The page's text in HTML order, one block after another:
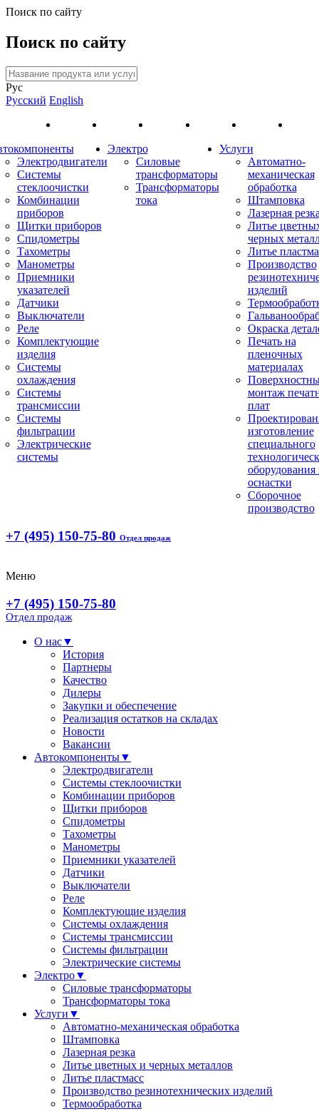
Поиск по сайту
Поиск по сайту
Рус
Русский English
Электродвигатели
Системы
стеклоочистки
Комбинации
приборов
Щитки приборов
Спидометры
Тахометры
Манометры
Приемники
указателей
Датчики
Выключатели
Реле
Комплектующие
изделия
Системы
охлаждения
Системы
трансмиссии
Системы
фильтрации
Электрические
системы
Электро
Силовые
трансформаторы
Трансформаторы
тока
Услуги
Автоматно-
механическая
обработка
Штамповка
Лазерная
Литье
черных
Литье
Производство
изделий
Окраска
Печать на
пленочных
материалах
монтаж
плат
изготовление
специального
оборудования
оснастки
Сборочное
производство
+7 (495) 150-75-80 Отдел продаж
Меню
+7 (495) 150-75-80
Отдел продаж
О нас▼
История
Партнеры
Качество
Дилеры
Закупки и обеспечение
Реализация остатков на складах
Новости
Вакансии
Автокомпоненты▼
Электродвигатели
Системы стеклоочистки
Комбинации приборов
Щитки приборов
Спидометры
Тахометры
Манометры
Приемники указателей
Датчики
Выключатели
Реле
Комплектующие изделия
Системы охлаждения
Системы трансмиссии
Системы фильтрации
Электрические системы
Электро▼
Силовые трансформаторы
Трансформаторы тока
Услуги ▼
Автоматно-механическая обработка
Штамповка
Лазерная резка
Литье цветных и черных металлов
Литье пластмасс
Производство резинотехнических изделий
Термообработка